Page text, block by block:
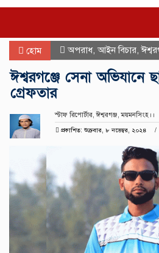
হোম অপরাধ, আইন বিচার,
ঈশ্বরগঞ্জে সেনা অভিযানে
গ্রেফতার
স্টাফ রিপোর্টার, ঈশ্বরগঞ্জ, ময়মনসিংহ।।
প্রকাশিত: শুক্রবার, ৮ নভেম্বর, ২০২৪